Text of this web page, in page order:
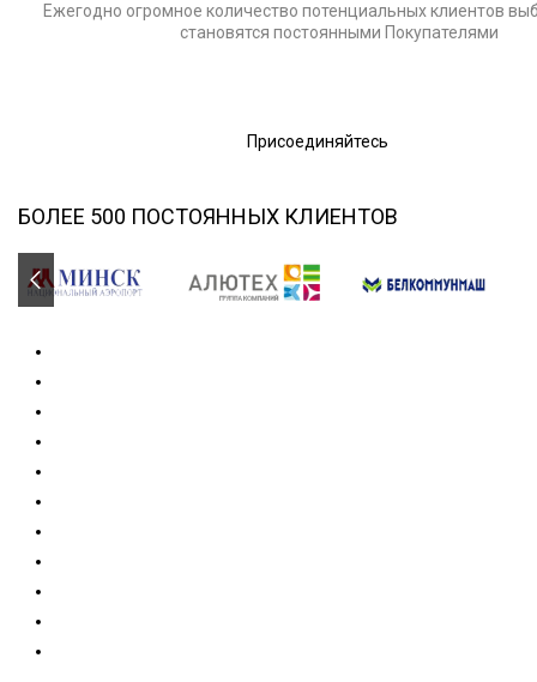
Ежегодно огромное количество потенциальных клиентов
становятся постоянными Покупателями
Присоединяйтесь
БОЛЕЕ 500 ПОСТОЯННЫХ КЛИЕНТОВ